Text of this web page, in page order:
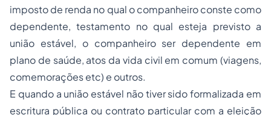
imposto de renda no qual o companheiro conste como
dependente, testamento no qual esteja previsto a
união estável, o companheiro ser dependente em
plano de saúde, atos da vida civil em comum (viagens,
comemorações etc) e outros.
E quando a união estável não tiver sido formalizada em
escritura pública ou contrato particular com a eleição